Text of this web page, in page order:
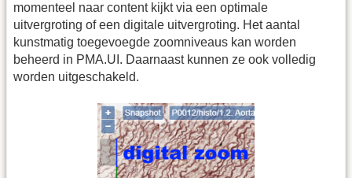
momenteel naar content kijkt via een optimale
uitvergroting of een digitale uitvergroting. Het aantal
kunstmatig toegevoegde zoomniveaus kan worden
beheerd in PMA.UI. Daarnaast kunnen ze ook volledig
worden uitgeschakeld.